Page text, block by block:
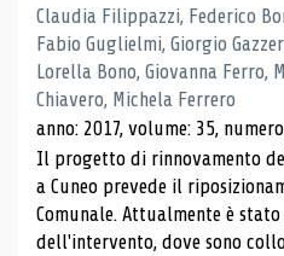
Claudia Filippazzi, Federico
Fabio Guglielmi, Giorgio
Lorella Bono, Giovanna Ferro,
Chiavero, Michela Ferrero
anno: 2017, volume: 35,
Il progetto di rinnovamento
a Cuneo prevede il
Comunale. Attualmente è
dell'intervento, dove sono